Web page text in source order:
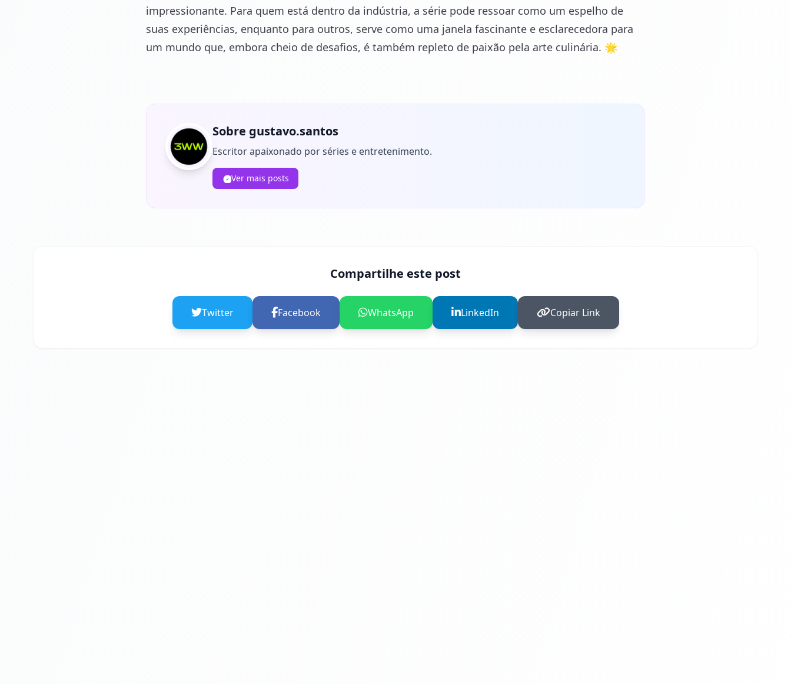
impressionante. Para quem está dentro da indústria, a série pode ressoar como um espelho de
suas experiências, enquanto para outros, serve como uma janela fascinante e esclarecedora para
um mundo que, embora cheio de desafios, é também repleto de paixão pela arte culinária. 🌟
Sobre gustavo.santos
Escritor apaixonado por séries e entretenimento.
Ver mais posts
Compartilhe este post
Twitter Facebook WhatsApp LinkedIn Copiar Link